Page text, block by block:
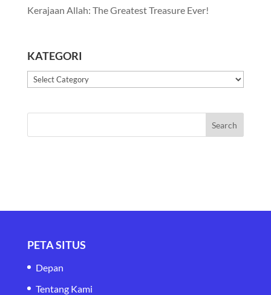
Kerajaan Allah: The Greatest Treasure Ever!
KATEGORI
Kategori
PETA SITUS
Depan
Tentang Kami